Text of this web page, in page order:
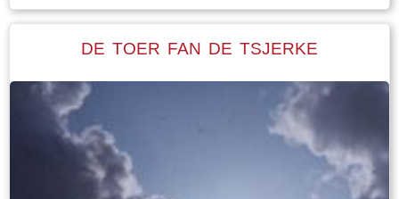
DE TOER FAN DE TSJERKE